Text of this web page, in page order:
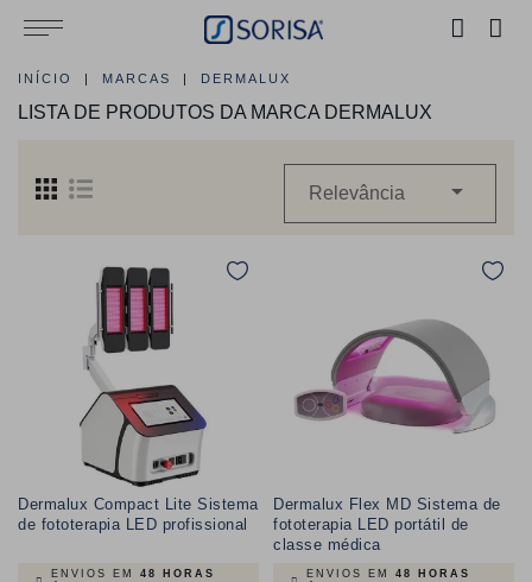
INÍCIO MARCAS DERMALUX
LISTA DE PRODUTOS DA MARCA DERMALUX
Relevância 
Dermalux Compact Lite Sistema
de fototerapia LED profissional
ENVIOS EM 48 HORAS
Dermalux Flex MD Sistema de
fototerapia LED portátil de
classe médica
ENVIOS EM 48 HORAS